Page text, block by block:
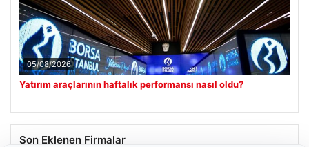
05/08/2026
Yatırım araçlarının haftalık performansı nasıl oldu?
Son Eklenen Firmalar